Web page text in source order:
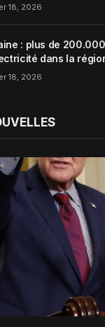
18, 2026
: plus de
dans la
18, 2026